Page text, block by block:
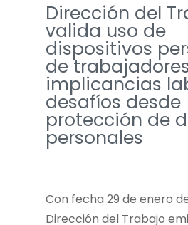
Dirección del
valida uso de
dispositivos
de
implicancias
desafíos desde
protección de
personales
Con fecha 29 de enero
Dirección del Trabajo